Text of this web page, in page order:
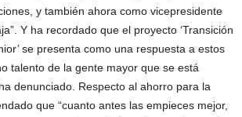
y también ahora como vicepresidente
Y ha recordado que el proyecto ‘Transición
se presenta como una respuesta a estos
talento de la gente mayor que se está
denunciado. Respecto al ahorro para la
que “cuanto antes las empieces mejor,